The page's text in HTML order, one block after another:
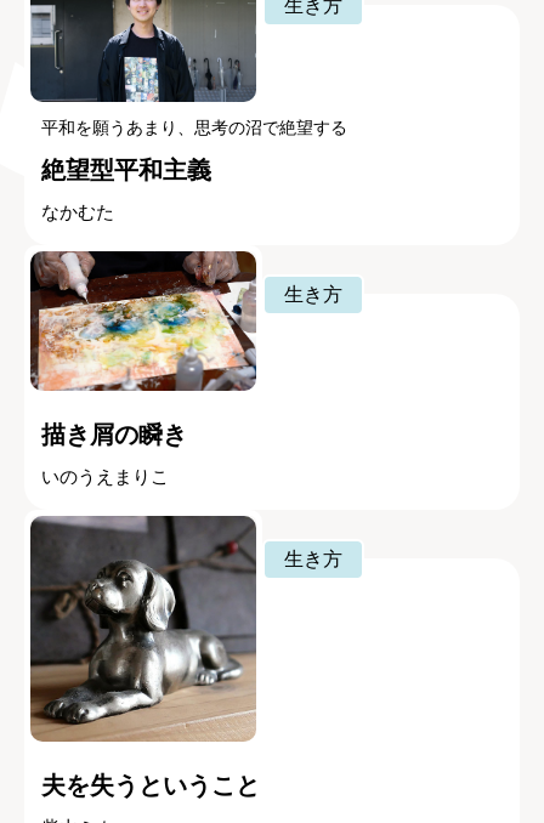
生き方
平和を願うあまり、思考の沼で絶望する
絶望型平和主義
なかむた
生き方
描き屑の瞬き
いのうえまりこ
生き方
夫を失うということ